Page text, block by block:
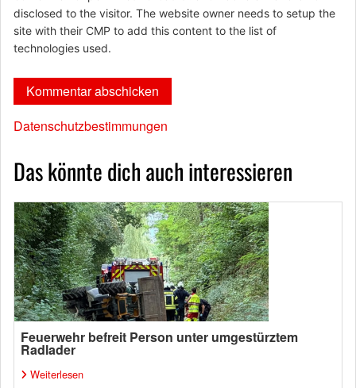
disclosed to the visitor. The website owner needs to setup the
site with their CMP to add this content to the list of
technologies used.
Datenschutzbestimmungen
Das könnte dich auch interessieren
Feuerwehr befreit Person unter umgestürztem
Radlader
Weiterlesen